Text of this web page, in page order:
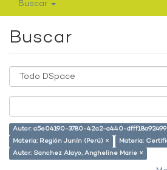
Buscar
Buscar
Autor: a5e04190-3780-42a2-a440-
Materia: Región Junín (Perú) ×
Materia:
Autor: Sanchez Alayo, Angheline Marie ×